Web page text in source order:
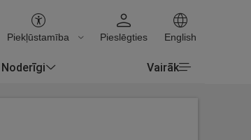
Piekļūstamība Pieslēgties English
Noderīgi Vairāk